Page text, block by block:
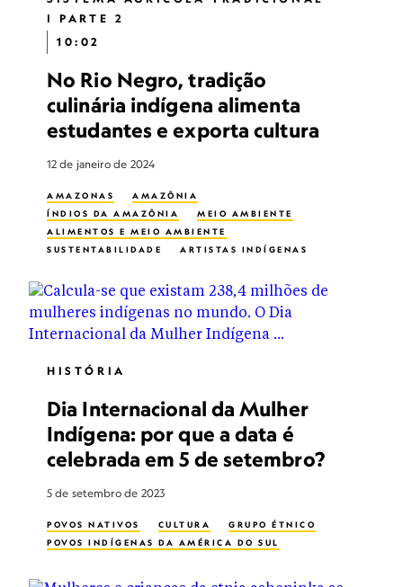
| PARTE 2
10:02
No Rio Negro, tradição
culinária indígena alimenta
estudantes e exporta cultura
12 de janeiro de 2024
AMAZONAS
AMAZÔNIA
ÍNDIOS DA AMAZÔNIA
MEIO AMBIENTE
ALIMENTOS E MEIO AMBIENTE
SUSTENTABILIDADE
ARTISTAS INDÍGENAS
HISTÓRIA
Dia Internacional da Mulher
Indígena: por que a data é
celebrada em 5 de setembro?
5 de setembro de 2023
POVOS NATIVOS CULTURA
GRUPO ÉTNICO
POVOS INDÍGENAS DA AMÉRICA DO SUL